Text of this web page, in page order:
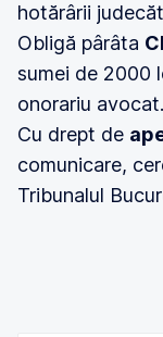
hotărârii
Obligă pârâta
sumei de 2000
onorariu avocat.
Cu drept de
comunicare,
Tribunalul